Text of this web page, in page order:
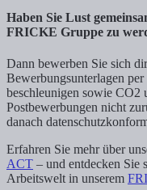
Haben Sie Lust
FRICKE Gruppe zu
Dann bewerben Sie sich
Bewerbungsunterlagen
beschleunigen sowie CO2
Postbewerbungen nicht
danach
Erfahren Sie mehr über
ACT – und entdecken Sie
Arbeitswelt in unserem